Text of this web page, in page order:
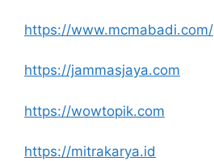
https://www.mcmabadi.com/
https://jammasjaya.com
https://wowtopik.com
https://mitrakarya.id